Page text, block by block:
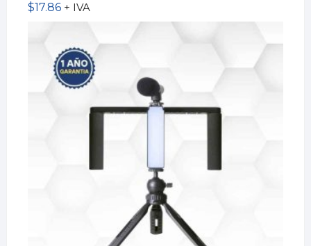
$17.86 + IVA